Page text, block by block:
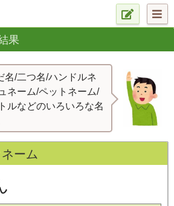
果
名/二つ名/ハンドルネ
ネーム/ペットネーム/
ルなどのいろいろな名
ーム